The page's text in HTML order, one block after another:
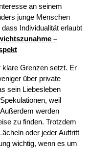
an seinem
junge Menschen
Individualität erlaubt
–
klare Grenzen setzt. Er
über private
sein Liebesleben
weil
werden
zu finden. Trotzdem
oder jeder Auftritt
wichtig, wenn es um